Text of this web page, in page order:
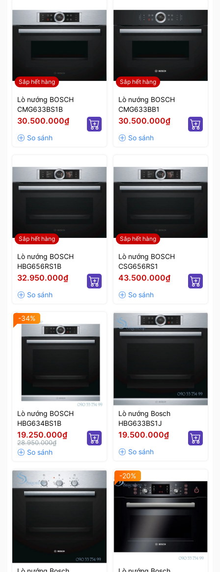
Sắp hết hàng
Lò nướng BOSCH
CMG633BS1B
30.500.000₫
Sắp hết hàng
Lò nướng BOSCH
CMG633BB1
30.500.000₫
Sắp hết hàng
Lò nướng BOSCH
HBG656RS1B
32.950.000₫
Sắp hết hàng
Lò nướng BOSCH
CSG656RS1
43.500.000₫
-34%
Lò nướng BOSCH
HBG634BS1B
19.250.000₫
28.950.000₫
Lò nướng Bosch
HBG633BS1J
19.500.000₫
-20%